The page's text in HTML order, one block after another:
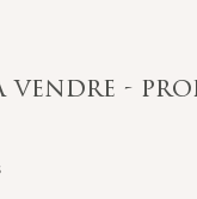
vendre -